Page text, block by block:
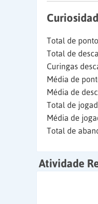
Total de
Total de
Curingas
Média de
Média de
Total de
Média de
Total de
Atividade